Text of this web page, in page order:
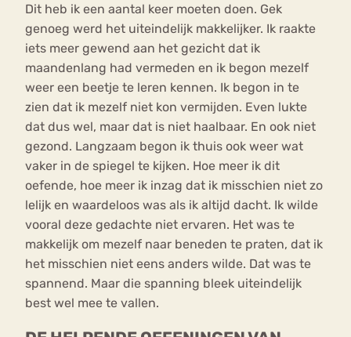
Dit heb ik een aantal keer moeten doen. Gek
genoeg werd het uiteindelijk makkelijker. Ik raakte
iets meer gewend aan het gezicht dat ik
maandenlang had vermeden en ik begon mezelf
weer een beetje te leren kennen. Ik begon in te
zien dat ik mezelf niet kon vermijden. Even lukte
dat dus wel, maar dat is niet haalbaar. En ook niet
gezond. Langzaam begon ik thuis ook weer wat
vaker in de spiegel te kijken. Hoe meer ik dit
oefende, hoe meer ik inzag dat ik misschien niet zo
lelijk en waardeloos was als ik altijd dacht. Ik wilde
vooral deze gedachte niet ervaren. Het was te
makkelijk om mezelf naar beneden te praten, dat ik
het misschien niet eens anders wilde. Dat was te
spannend. Maar die spanning bleek uiteindelijk
best wel mee te vallen.